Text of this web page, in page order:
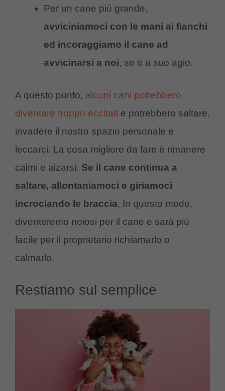
Per un cane più grande,
avviciniamoci con le mani ai fianchi
ed incoraggiamo il cane ad
avvicinarsi a noi, se è a suo agio.
A questo punto, alcuni cani potrebbero
diventare troppo eccitati e potrebbero saltare,
invadere il nostro spazio personale e
leccarci. La cosa migliore da fare è rimanere
calmi e alzarsi. Se il cane continua a
saltare, allontaniamoci e giriamoci
incrociando le braccia. In questo modo,
diventeremo noiosi per il cane e sarà più
facile per il proprietario richiamarlo o
calmarlo.
Restiamo sul semplice